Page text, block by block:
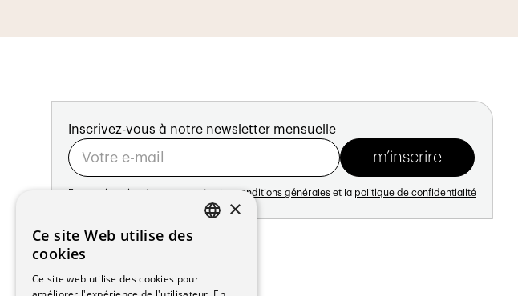
Inscrivez-vous à notre newsletter mensuelle
En vous inscrivant vous acceptez les conditions générales et la politique de confidentialité
Adresse:
Avenue de Longemalle 21
1020 Renens
Suisse
×
Ce site Web utilise des
cookies
Ce site web utilise des cookies pour